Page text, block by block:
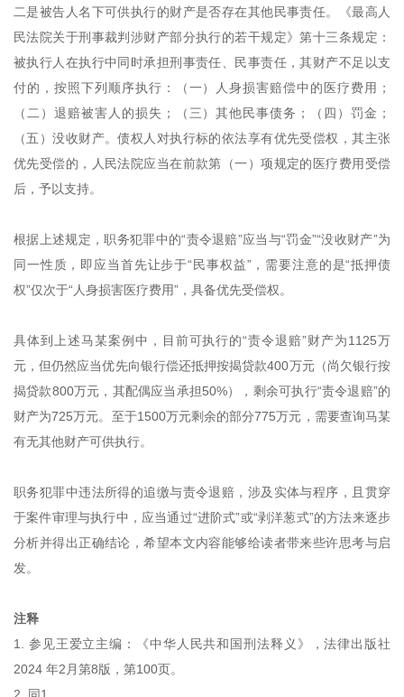
二是被告人名下可供执行的财产是否存在其他民事责任。《最高人
民法院关于刑事裁判涉财产部分执行的若干规定》第十三条规定：
被执行人在执行中同时承担刑事责任、民事责任，其财产不足以支
付的，按照下列顺序执行：（一）人身损害赔偿中的医疗费用；
（二）退赔被害人的损失；（三）其他民事债务；（四）罚金；
（五）没收财产。债权人对执行标的依法享有优先受偿权，其主张
优先受偿的，人民法院应当在前款第（一）项规定的医疗费用受偿
后，予以支持。
根据上述规定，职务犯罪中的“责令退赔”应当与“罚金”“没收财产”为
同一性质，即应当首先让步于“民事权益”，需要注意的是“抵押债
权”仅次于“人身损害医疗费用”，具备优先受偿权。
具体到上述马某案例中，目前可执行的“责令退赔”财产为1125万
元，但仍然应当优先向银行偿还抵押按揭贷款400万元（尚欠银行按
揭贷款800万元，其配偶应当承担50%），剩余可执行“责令退赔”的
财产为725万元。至于1500万元剩余的部分775万元，需要查询马某
有无其他财产可供执行。
职务犯罪中违法所得的追缴与责令退赔，涉及实体与程序，且贯穿
于案件审理与执行中，应当通过“进阶式”或“剥洋葱式”的方法来逐步
分析并得出正确结论，希望本文内容能够给读者带来些许思考与启
发。
注释
1. 参见王爱立主编：《中华人民共和国刑法释义》，法律出版社
2024 年2月第8版，第100页。
2. 同1。